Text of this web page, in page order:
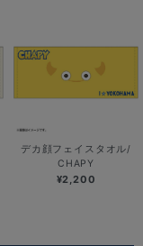
デカ顔フェイスタオル/
CHAPY
¥2,200